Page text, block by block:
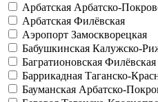
Арбатская Арбатско-
Арбатская Филёвская
Аэропорт Замоскворецкая
Бабушкинская Калужско-
Багратионовская Филёвская
Баррикадная Таганско-
Бауманская Арбатско-